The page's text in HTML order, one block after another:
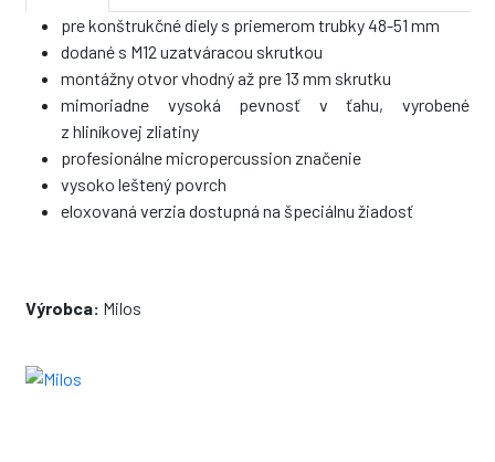
pre konštrukčné diely s priemerom trubky 48-51 mm
dodané s M12 uzatváracou skrutkou
montážny otvor vhodný až pre 13 mm skrutku
mimoriadne vysoká pevnosť v ťahu, vyrobené
z hliníkovej zliatiny
profesionálne micropercussion značenie
vysoko leštený povrch
eloxovaná verzia dostupná na špeciálnu žiadosť
Výrobca: Milos